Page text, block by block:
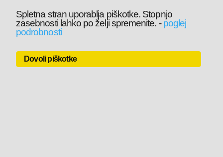
Spletna stran uporablja piškotke. Stopnjo
zasebnosti lahko po želji spremenite. -poglej
podrobnosti
Dovoli piškotke